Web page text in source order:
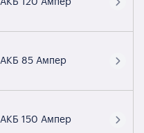
АКБ 85 Ампер
АКБ 150 Ампер